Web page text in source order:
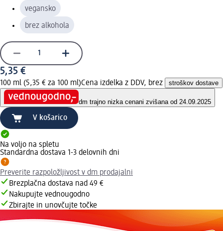
vegansko
brez alkohola
5,35 €
100 ml (5,35 € za 100 ml)Cena izdelka z DDV, brez stroškov dostave
dm trajno nizka cenani zvišana od 24.09.2025
V košarico
Na voljo na spletu
Standardna dostava 1-3 delovnih dni
Preverite razpoložljivost v dm prodajalni
Brezplačna dostava nad 49 €
Nakupujte vednougodno
Zbirajte in unovčujte točke